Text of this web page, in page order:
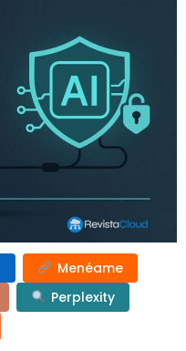
Menéame
Perplexity